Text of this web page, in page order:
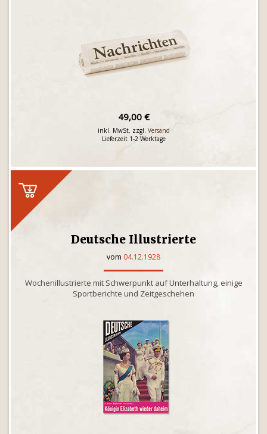
49,00 €
inkl. MwSt. zzgl. Versand
Lieferzeit 1-2 Werktage
Deutsche Illustrierte
vom 04.12.1928
Wochenillustrierte mit Schwerpunkt auf Unterhaltung, einige
Sportberichte und Zeitgeschehen